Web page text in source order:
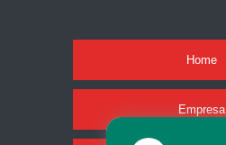
Home
Empresa